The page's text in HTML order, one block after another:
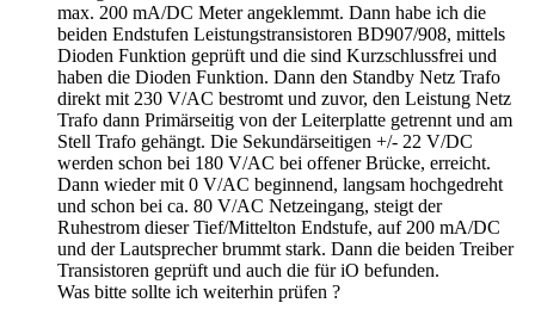
max. 200 mA/DC Meter angeklemmt. Dann habe ich die
beiden Endstufen Leistungstransistoren BD907/908, mittels
Dioden Funktion geprüft und die sind Kurzschlussfrei und
haben die Dioden Funktion. Dann den Standby Netz Trafo
direkt mit 230 V/AC bestromt und zuvor, den Leistung Netz
Trafo dann Primärseitig von der Leiterplatte getrennt und am
Stell Trafo gehängt. Die Sekundärseitigen +/- 22 V/DC
werden schon bei 180 V/AC bei offener Brücke, erreicht.
Dann wieder mit 0 V/AC beginnend, langsam hochgedreht
und schon bei ca. 80 V/AC Netzeingang, steigt der
Ruhestrom dieser Tief/Mittelton Endstufe, auf 200 mA/DC
und der Lautsprecher brummt stark. Dann die beiden Treiber
Transistoren geprüft und auch die für iO befunden.
Was bitte sollte ich weiterhin prüfen ?